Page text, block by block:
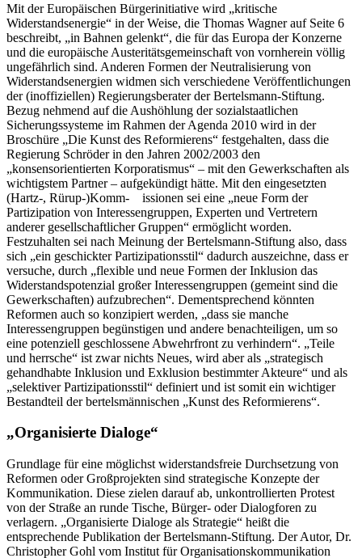
Mit der Europäischen Bürgerinitiative wird „kritische
Widerstandsenergie“ in der Weise, die Thomas Wagner auf Seite 6
beschreibt, „in Bahnen gelenkt“, die für das Europa der Konzerne
und die europäische Austeritätsgemeinschaft von vornherein völlig
ungefährlich sind. Anderen Formen der Neutralisierung von
Widerstandsenergien widmen sich verschiedene Veröffentlichungen
der (inoffiziellen) Regierungsberater der Bertelsmann-Stiftung.
Bezug nehmend auf die Aushöhlung der sozialstaatlichen
Sicherungssysteme im Rahmen der Agenda 2010 wird in der
Broschüre „Die Kunst des Reformierens“ festgehalten, dass die
Regierung Schröder in den Jahren 2002/2003 den
„konsensorientierten Korporatismus“ – mit den Gewerkschaften als
wichtigstem Partner – aufgekündigt hätte. Mit den eingesetzten
(Hartz-, Rürup-)Komm- issionen sei eine „neue Form der
Partizipation von Interessengruppen, Experten und Vertretern
anderer gesellschaftlicher Gruppen“ ermöglicht worden.
Festzuhalten sei nach Meinung der Bertelsmann-Stiftung also, dass
sich „ein geschickter Partizipationsstil“ dadurch auszeichne, dass er
versuche, durch „flexible und neue Formen der Inklusion das
Widerstandspotenzial großer Interessengruppen (gemeint sind die
Gewerkschaften) aufzubrechen“. Dementsprechend könnten
Reformen auch so konzipiert werden, „dass sie manche
Interessengruppen begünstigen und andere benachteiligen, um so
eine potenziell geschlossene Abwehrfront zu verhindern“. „Teile
und herrsche“ ist zwar nichts Neues, wird aber als „strategisch
gehandhabte Inklusion und Exklusion bestimmter Akteure“ und als
„selektiver Partizipationsstil“ definiert und ist somit ein wichtiger
Bestandteil der bertelsmännischen „Kunst des Reformierens“.
„Organisierte Dialoge“
Grundlage für eine möglichst widerstandsfreie Durchsetzung von
Reformen oder Großprojekten sind strategische Konzepte der
Kommunikation. Diese zielen darauf ab, unkontrollierten Protest
von der Straße an runde Tische, Bürger- oder Dialogforen zu
verlagern. „Organisierte Dialoge als Strategie“ heißt die
entsprechende Publikation der Bertelsmann-Stiftung. Der Autor, Dr.
Christopher Gohl vom Institut für Organisationskommunikation